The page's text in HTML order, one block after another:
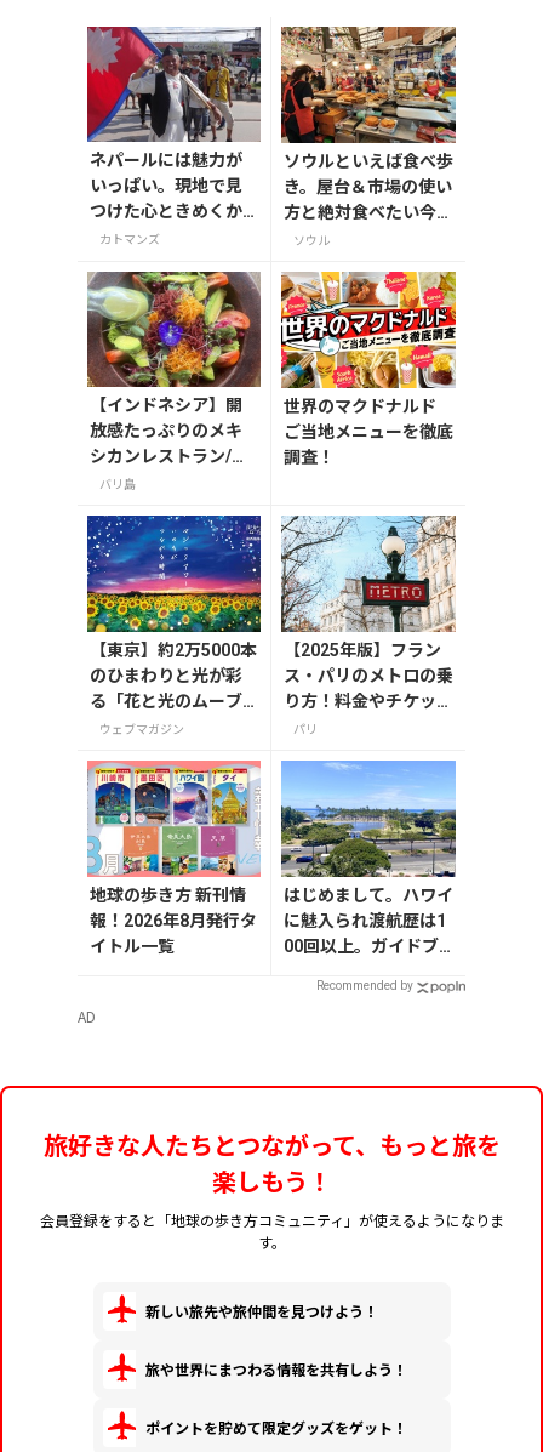
ネパールには魅力が
いっぱい。現地で見
つけた心ときめくか
わいいモノ
カトマンズ
ソウルといえば食べ歩
き。屋台＆市場の使い
方と絶対食べたい今ど
きB級グルメ
ソウル
【インドネシア】開
放感たっぷりのメキ
シカンレストラン/バ
リ島・ウブド
バリ島
世界のマクドナルド
ご当地メニューを徹底
調査！
【東京】約2万5000本
のひまわりと光が彩
る「花と光のムーブ
メント」が葛西臨海
催
ウェブマガジン
【2025年版】フラン
ス・パリのメトロの乗
り方！料金やチケット
の種類、注意点を解説
パリ
地球の歩き方 新刊情
報！2026年8月発行タ
イトル一覧
はじめまして。ハワイ
に魅入られ渡航歴は1
00回以上。ガイドブ
ログやインスタグラム
イは、世界でいちばん
居心地のよい島であ
電スポット！ 海で心
と眩しい太陽に力をい
を見ていると、穏やか
Recommended by
AD
旅好きな人たちとつながって、もっと旅を
楽しもう！
会員登録をすると「地球の歩き方コミュニティ」が使えるようになりま
す。
新しい旅先や旅仲間を見つけよう！
旅や世界にまつわる情報を共有しよう！
ポイントを貯めて限定グッズをゲット！